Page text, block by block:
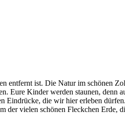
entfernt ist. Die Natur im schönen
Eure Kinder werden staunen, denn
Eindrücke, die wir hier erleben
der vielen schönen Fleckchen Erde,